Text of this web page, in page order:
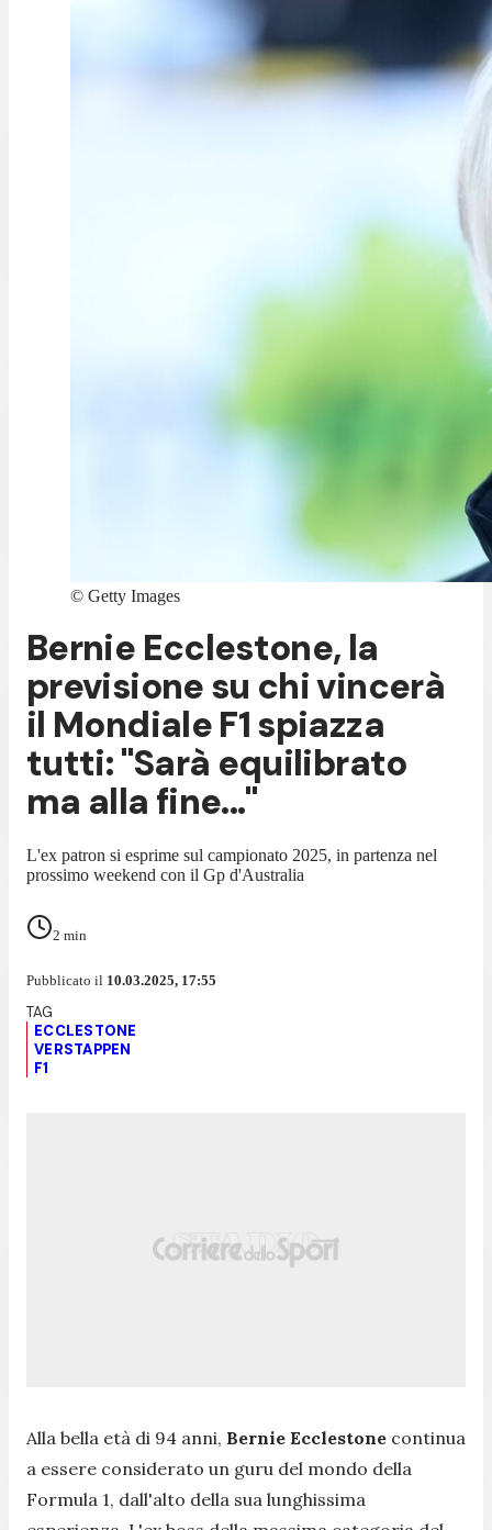
© Getty Images
Bernie Ecclestone, la
previsione su chi vincerà
il Mondiale F1 spiazza
tutti: "Sarà equilibrato
ma alla fine..."
L'ex patron si esprime sul campionato 2025, in partenza nel
prossimo weekend con il Gp d'Australia
2 min
Pubblicato il 10.03.2025, 17:55
ECCLESTONE
VERSTAPPEN
F1
Alla bella età di 94 anni, Bernie Ecclestone continua
a essere considerato un guru del mondo della
Formula 1, dall'alto della sua lunghissima